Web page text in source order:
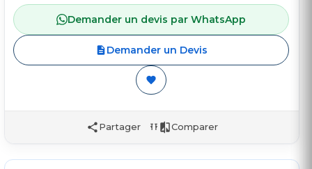
Demander un devis par WhatsApp
Demander un Devis
Partager Comparer